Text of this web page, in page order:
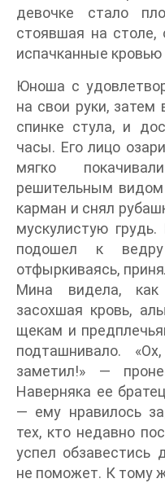
девочке стало
стоявшая на столе,
испачканные
Юноша с
на свои руки,
спинке стула, и
часы. Его лицо
мягко
решительным
карман и снял
мускулистую
подошел к
отфыркиваясь,
Мина видела,
засохшая кровь,
щекам и
подташнивало.
заметил!» —
Наверняка ее
— ему нравилось
тех, кто недавно
успел обзавестись
не поможет. К тому